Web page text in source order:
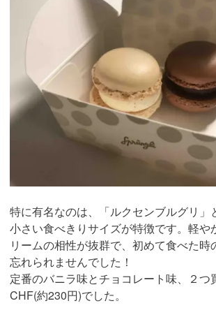
特に有名なのは、「ルクセンブルグリ」
小さい食べきりサイズが特徴です。軽や
リームの相性が抜群で、初めて食べた時
忘れられませんでした！
定番のバニラ味とチョコレート味、２つ
CHF(約230円)でした。